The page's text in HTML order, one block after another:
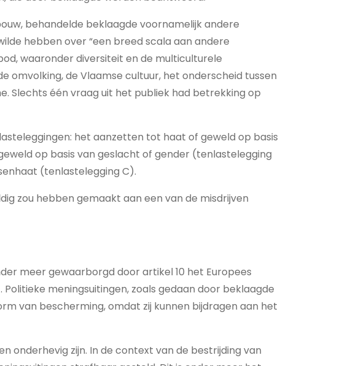
behandelde beklaagde voornamelijk andere
hebben over “een breed scala aan andere
waaronder diversiteit en de multiculturele
omvolking, de Vlaamse cultuur, het onderscheid tussen
Slechts één vraag uit het publiek had betrekking op
het aanzetten tot haat of geweld op basis
op basis van geslacht of gender (tenlastelegging
(tenlastelegging C).
zou hebben gemaakt aan een van de misdrijven
meer gewaarborgd door artikel 10 het Europees
meningsuitingen, zoals gedaan door beklaagde
van bescherming, omdat zij kunnen bijdragen aan het
onderhevig zijn. In de context van de bestrijding van